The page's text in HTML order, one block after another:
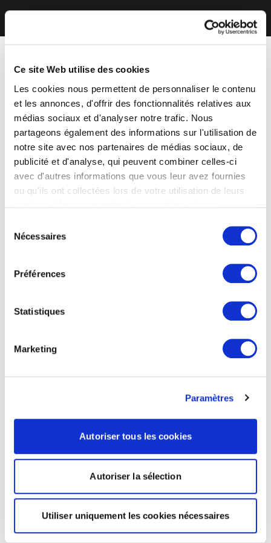
Ce site Web utilise des cookies
Les cookies nous permettent de personnaliser le contenu
et les annonces, d'offrir des fonctionnalités relatives aux
médias sociaux et d'analyser notre trafic. Nous
partageons également des informations sur l'utilisation de
notre site avec nos partenaires de médias sociaux, de
publicité et d'analyse, qui peuvent combiner celles-ci
avec d'autres informations que vous leur avez fournies
ou qu'ils ont collectées lors de votre utilisation de leurs
Nécessaires
Préférences
Statistiques
Marketing
Paramètres
Autoriser tous les cookies
Autoriser la sélection
Utiliser uniquement les cookies nécessaires